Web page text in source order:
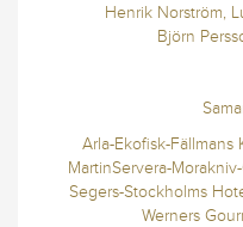
Henrik Norström,
Björn
Arla-Ekofisk-Fällmans
MartinServera-
Segers-Stockholms
Werners